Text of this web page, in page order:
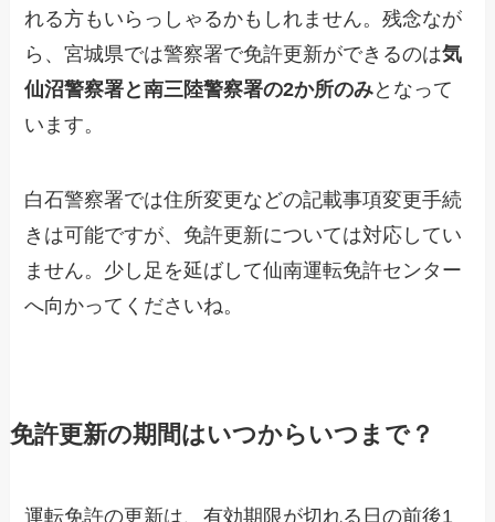
れる方もいらっしゃるかもしれません。残念なが
ら、宮城県では警察署で免許更新ができるのは気
仙沼警察署と南三陸警察署の2か所のみとなって
います。
白石警察署では住所変更などの記載事項変更手続
きは可能ですが、免許更新については対応してい
ません。少し足を延ばして仙南運転免許センター
へ向かってくださいね。
免許更新の期間はいつからいつまで？
運転免許の更新は、有効期限が切れる日の前後1